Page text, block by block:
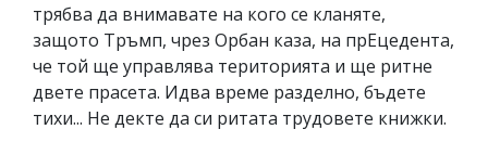
трябва да внимавате на кого се кланяте,
защото Тръмп, чрез Орбан каза, на прЕцедента,
че той ще управлява територията и ще ритне
двете прасета. Идва време разделно, бъдете
тихи... Не декте да си ритата трудовете книжки.